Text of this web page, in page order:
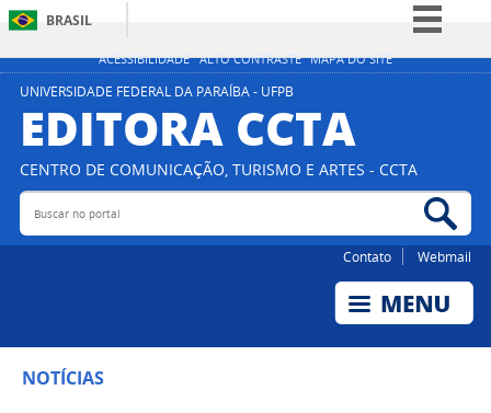
ACESSIBILIDADE ALTO CONTRASTE MAPA DO SITE
BRASIL
Simplifique!
Participe
Acesso à informação
Legislação
UNIVERSIDADE FEDERAL DA PARAÍBA - UFPB
EDITORA CCTA
CENTRO DE COMUNICAÇÃO, TURISMO E ARTES - CCTA
Buscar no portal
Contato Webmail
NOTÍCIAS